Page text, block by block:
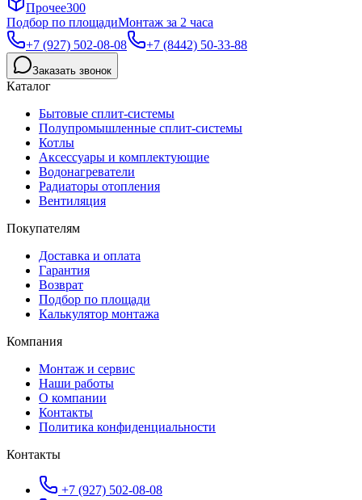
Прочее300
Подбор по площадиМонтаж за 2 часа
+7 (927) 502-08-08
+7 (8442) 50-33-88
Заказать звонок
Каталог
Бытовые сплит-системы
Полупромышленные сплит-системы
Котлы
Аксессуары и комплектующие
Водонагреватели
Радиаторы отопления
Вентиляция
Покупателям
Доставка и оплата
Гарантия
Возврат
Подбор по площади
Калькулятор монтажа
Компания
Монтаж и сервис
Наши работы
О компании
Контакты
Политика конфиденциальности
Контакты
+7 (927) 502-08-08